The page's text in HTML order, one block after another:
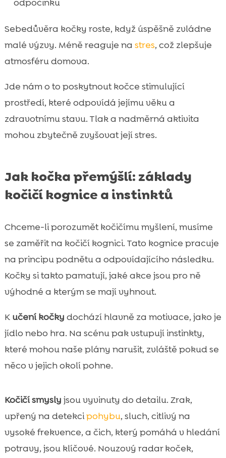
odpočinku
Sebedůvěra kočky roste, když úspěšně zvládne
malé výzvy. Méně reaguje na stres, což zlepšuje
atmosféru domova.
Jde nám o to poskytnout kočce stimulující
prostředí, které odpovídá jejímu věku a
zdravotnímu stavu. Tlak a nadměrná aktivita
mohou zbytečně zvyšovat její stres.
Jak kočka přemýšlí: základy
kočičí kognice a instinktů
Chceme-li porozumět kočičímu myšlení, musíme
se zaměřit na kočičí kognici. Tato kognice pracuje
na principu podnětu a odpovídajícího následku.
Kočky si takto pamatují, jaké akce jsou pro ně
výhodné a kterým se mají vyhnout.
K učení kočky dochází hlavně za motivace, jako je
jídlo nebo hra. Na scénu pak vstupují instinkty,
které mohou naše plány narušit, zvláště pokud se
něco v jejich okolí pohne.
Kočičí smysly jsou vyvinuty do detailu. Zrak,
upřený na detekcipohybu, sluch, citlivý na
vysoké frekvence, a čich, který pomáhá v hledání
potravy, jsou klíčové. Nouzový radar koček,